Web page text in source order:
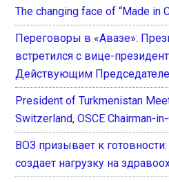
The changing face of “Made in
Переговоры в «Авазе»:
встретился с вице-
Действующим
President of Turkmenistan
Switzerland, OSCE Chairman-
ВОЗ призывает к
создает нагрузку на